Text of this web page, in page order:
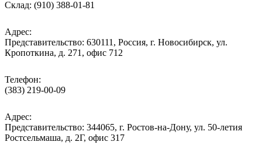
Склад: (910) 388-01-81
Адрес:
Представительство: 630111, Россия, г. Новосибирск, ул.
Кропоткина, д. 271, офис 712
Телефон:
(383) 219-00-09
Адрес:
Представительство: 344065, г. Ростов-на-Дону, ул. 50-летия
Ростсельмаша, д. 2Г, офис 317